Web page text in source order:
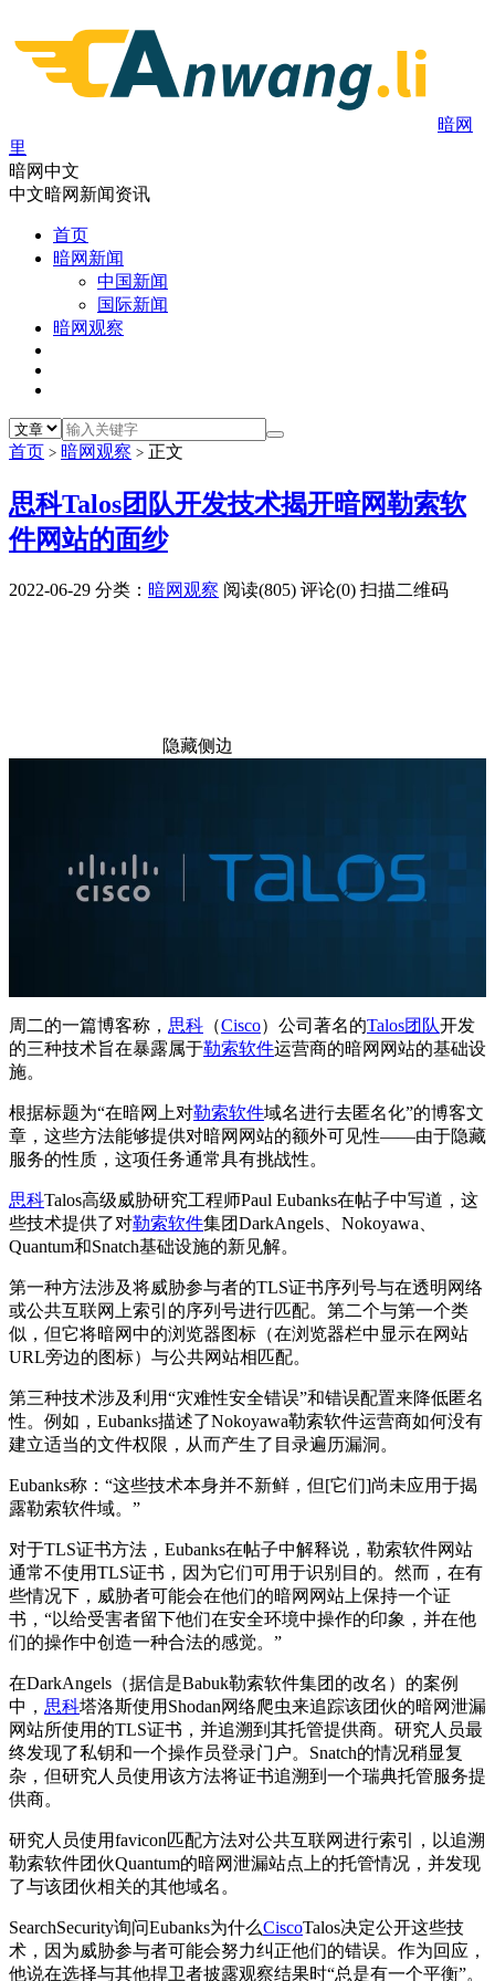
暗网
里
暗网中文
中文暗网新闻资讯
首页
暗网新闻
中国新闻
国际新闻
暗网观察
首页 > 暗网观察 > 正文
思科Talos团队开发技术揭开暗网勒索软
件网站的面纱
2022-06-29 分类： 暗网观察 阅读(805) 评论(0) 扫描二维码
隐藏侧边
周二的一篇博客称， 思科 （Cisco）公司著名的Talos团队开发
的三种技术旨在暴露属于勒索软件运营商的暗网网站的基础设
施。
根据标题为“在暗网上对勒索软件域名进行去匿名化”的博客文
章，这些方法能够提供对暗网网站的额外可见性——由于隐藏
服务的性质，这项任务通常具有挑战性。
思科Talos高级威胁研究工程师Paul Eubanks在帖子中写道，这
些技术提供了对勒索软件集团DarkAngels、Nokoyawa、
Quantum和Snatch基础设施的新见解。
第一种方法涉及将威胁参与者的TLS证书序列号与在透明网络
或公共互联网上索引的序列号进行匹配。第二个与第一个类
似，但它将暗网中的浏览器图标（在浏览器栏中显示在网站
URL旁边的图标）与公共网站相匹配。
第三种技术涉及利用“灾难性安全错误”和错误配置来降低匿名
性。例如，Eubanks描述了Nokoyawa勒索软件运营商如何没有
建立适当的文件权限，从而产生了目录遍历漏洞。
Eubanks称：“这些技术本身并不新鲜，但[它们]尚未应用于揭
露勒索软件域。”
对于TLS证书方法，Eubanks在帖子中解释说，勒索软件网站
通常不使用TLS证书，因为它们可用于识别目的。然而，在有
些情况下，威胁者可能会在他们的暗网网站上保持一个证
书，“以给受害者留下他们在安全环境中操作的印象，并在他
们的操作中创造一种合法的感觉。”
在DarkAngels（据信是Babuk勒索软件集团的改名）的案例
中， 思科塔洛斯使用Shodan网络爬虫来追踪该团伙的暗网泄漏
网站所使用的TLS证书，并追溯到其托管提供商。研究人员最
终发现了私钥和一个操作员登录门户。Snatch的情况稍显复
杂，但研究人员使用该方法将证书追溯到一个瑞典托管服务提
供商。
研究人员使用favicon匹配方法对公共互联网进行索引，以追溯
勒索软件团伙Quantum的暗网泄漏站点上的托管情况，并发现
了与该团伙相关的其他域名。
SearchSecurity询问Eubanks为什么CiscoTalos决定公开这些技
术，因为威胁参与者可能会努力纠正他们的错误。作为回应，
他说在选择与其他捍卫者披露观察结果时“总是有一个平衡”。